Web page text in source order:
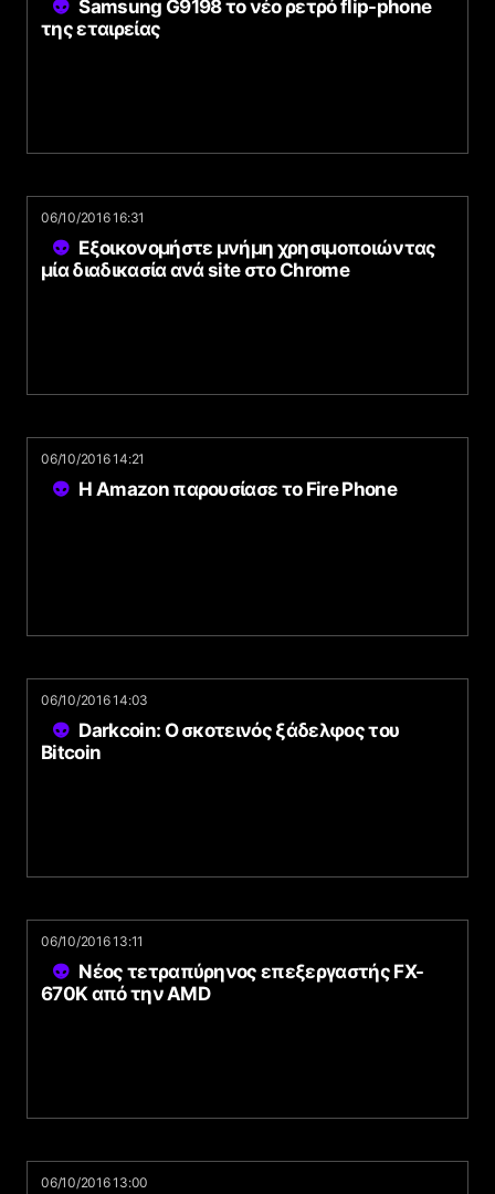
Samsung G9198 το νέο ρετρό flip-phone
της εταιρείας
06/10/2016 16:31
Εξοικονομήστε μνήμη χρησιμοποιώντας
μία διαδικασία ανά site στο Chrome
06/10/2016 14:21
H Amazon παρουσίασε το Fire Phone
06/10/2016 14:03
Darkcoin: Ο σκοτεινός ξάδελφος του
Bitcoin
06/10/2016 13:11
Νέος τετραπύρηνος επεξεργαστής FX-
670K από την AMD
06/10/2016 13:00